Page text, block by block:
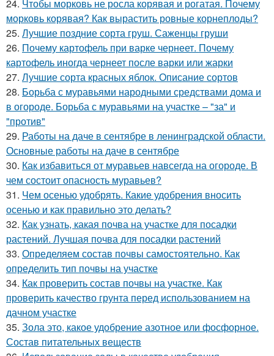
24. Чтобы морковь не росла корявая и рогатая. Почему
морковь корявая? Как вырастить ровные корнеплоды?
25. Лучшие поздние сорта груш. Саженцы груши
26. Почему картофель при варке чернеет. Почему
картофель иногда чернеет после варки или жарки
27. Лучшие сорта красных яблок. Описание сортов
28. Борьба с муравьями народными средствами дома и
в огороде. Борьба с муравьями на участке – "за" и
"против"
29. Работы на даче в сентябре в ленинградской области.
Основные работы на даче в сентябре
30. Как избавиться от муравьев навсегда на огороде. В
чем состоит опасность муравьев?
31. Чем осенью удобрять. Какие удобрения вносить
осенью и как правильно это делать?
32. Как узнать, какая почва на участке для посадки
растений. Лучшая почва для посадки растений
33. Определяем состав почвы самостоятельно. Как
определить тип почвы на участке
34. Как проверить состав почвы на участке. Как
проверить качество грунта перед использованием на
дачном участке
35. Зола это, какое удобрение азотное или фосфорное.
Состав питательных веществ